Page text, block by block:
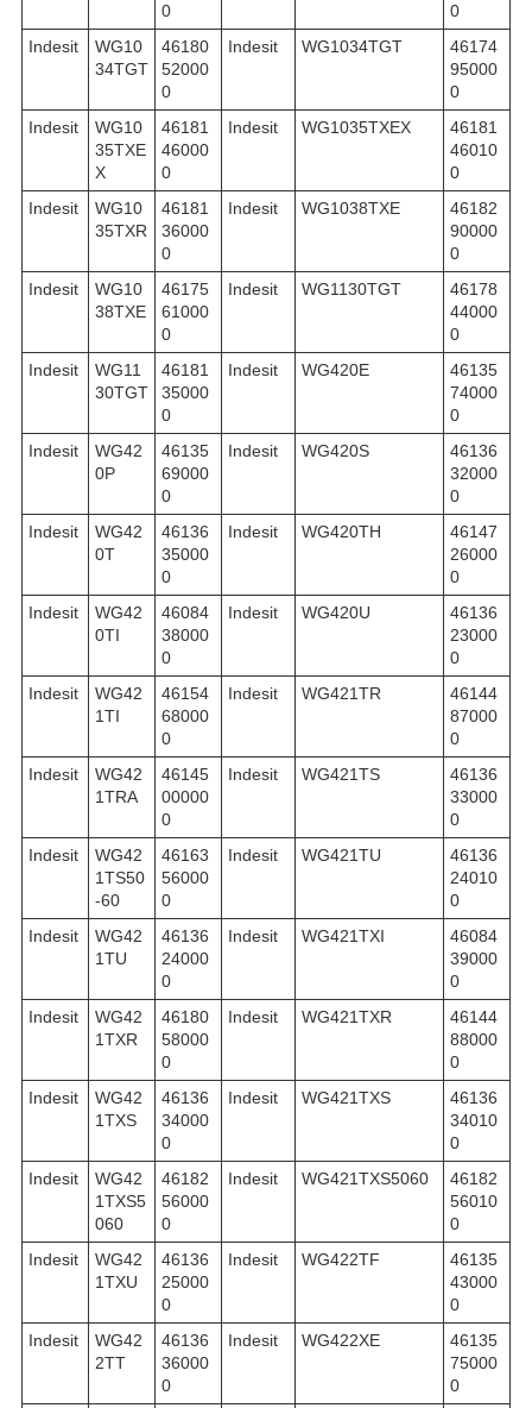
0
0
Indesit
WG10
34TGT
46180
52000
0
Indesit WG1034TGT
46174
95000
0
Indesit
WG10
35TXE
X
46181
46000
0
Indesit WG1035TXEX
46181
46010
0
Indesit
WG10
35TXR
46181
36000
0
Indesit WG1038TXE
46182
90000
0
Indesit
WG10
38TXE
46175
61000
0
Indesit WG1130TGT
46178
44000
0
Indesit
WG11
30TGT
46181
35000
0
Indesit WG420E
46135
74000
0
Indesit
WG42
0P
46135
69000
0
Indesit WG420S
46136
32000
0
Indesit
WG42
0T
46136
35000
0
Indesit WG420TH
46147
26000
0
Indesit
WG42
0TI
46084
38000
0
Indesit WG420U
46136
23000
0
Indesit
WG42
1TI
46154
68000
0
Indesit WG421TR
46144
87000
0
Indesit
WG42
1TRA
46145
00000
0
Indesit WG421TS
46136
33000
0
Indesit
WG42
1TS50
-60
46163
56000
0
Indesit WG421TU
46136
24010
0
Indesit
WG42
1TU
46136
24000
0
Indesit WG421TXI
46084
39000
0
Indesit
WG42
1TXR
46180
58000
0
Indesit WG421TXR
46144
88000
0
Indesit
WG42
1TXS
46136
34000
0
Indesit WG421TXS
46136
34010
0
Indesit
WG42
1TXS5
060
46182
56000
0
Indesit WG421TXS5060
46182
56010
0
Indesit
WG42
1TXU
46136
25000
0
Indesit WG422TF
46135
43000
0
Indesit
WG42
2TT
46136
36000
0
Indesit WG422XE
46135
75000
0